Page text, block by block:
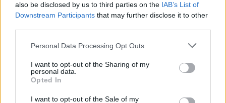
also be disclosed by us to third parties on the IAB’s List of
Downstream Participants that may further disclose it to other
Please note that this website/app uses one or more Google
not limited to your visit or usage behaviour. You may click to
grant or deny consent to Google and its third-party tags to
use your data for below specified purposes in below Google
consent section.
Personal Data Processing Opt Outs
I want to opt-out of the Sharing of my
personal data.
Opted In
I want to opt-out of the Sale of my
FLASH FOCUS